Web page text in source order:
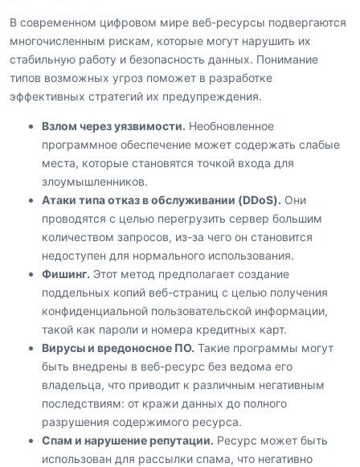
В современном цифровом мире веб-ресурсы подвергаются
многочисленным рискам, которые могут нарушить их
стабильную работу и безопасность данных. Понимание
типов возможных угроз поможет в разработке
эффективных стратегий их предупреждения.
Взлом через уязвимости. Необновленное
программное обеспечение может содержать слабые
места, которые становятся точкой входа для
злоумышленников.
Атаки типа отказ в обслуживании (DDoS). Они
проводятся с целью перегрузить сервер большим
количеством запросов, из-за чего он становится
недоступен для нормального использования.
Фишинг. Этот метод предполагает создание
поддельных копий веб-страниц с целью получения
конфиденциальной пользовательской информации,
такой как пароли и номера кредитных карт.
Вирусы и вредоносное ПО. Такие программы могут
быть внедрены в веб-ресурс без ведома его
владельца, что приводит к различным негативным
последствиям: от кражи данных до полного
разрушения содержимого ресурса.
Спам и нарушение репутации. Ресурс может быть
использован для рассылки спама, что негативно